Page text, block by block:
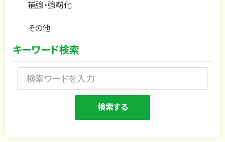
補強・強靭化
その他
キーワード検索